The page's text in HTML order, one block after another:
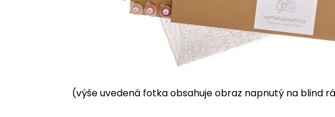
(výše uvedená fotka obsahuje obraz napnutý na blind